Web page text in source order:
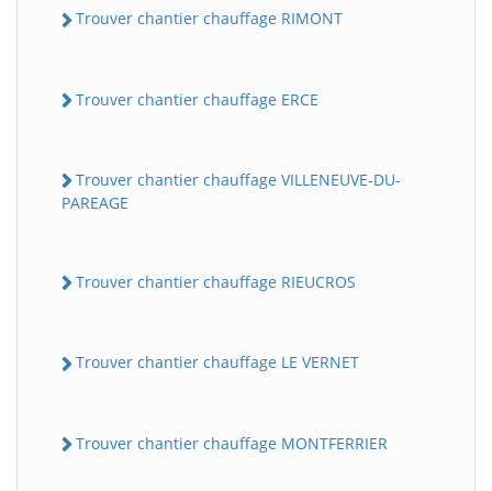
Trouver chantier chauffage RIMONT
Trouver chantier chauffage ERCE
Trouver chantier chauffage VILLENEUVE-DU-
PAREAGE
Trouver chantier chauffage RIEUCROS
Trouver chantier chauffage LE VERNET
Trouver chantier chauffage MONTFERRIER